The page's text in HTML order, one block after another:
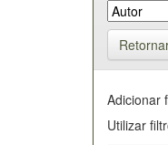
Adicionar
Utilizar